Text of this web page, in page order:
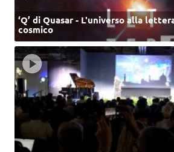
‘Q’ di Quasar - L'universo alla
cosmico